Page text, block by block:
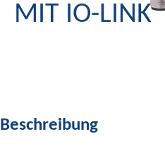
MIT IO-LINK
Beschreibung